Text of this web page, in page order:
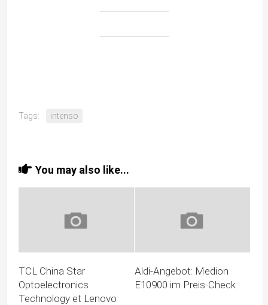
Tags: intenso
You may also like...
TCL China Star
Optoelectronics
Technology et Lenovo
Aldi-Angebot: Medion
E10900 im Preis-Check